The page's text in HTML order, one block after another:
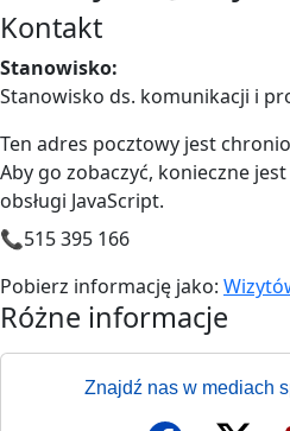
Kontakt
Stanowisko:
Stanowisko ds. komunikacji i
Ten adres pocztowy jest
Aby go zobaczyć, konieczne
obsługi JavaScript.
📞515 395 166
Pobierz informację jako:
Różne informacje
Różne informacje
Znajdź nas w mediach